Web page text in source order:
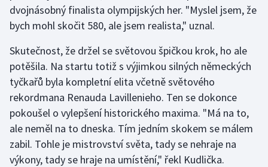
Vodní slalom
Volejbal
Ostatní
dvojnásobný finalista olympijských her. "Myslel jsem, že
bych mohl skočit 580, ale jsem realista," uznal.
Skutečnost, že držel se světovou špičkou krok, ho ale
potěšila. Na startu totiž s výjimkou silných německých
tyčkařů byla kompletní elita včetně světového
rekordmana Renauda Lavillenieho. Ten se dokonce
pokoušel o vylepšení historického maxima. "Má na to,
ale neměl na to dneska. Tím jedním skokem se málem
zabil. Tohle je mistrovství světa, tady se nehraje na
výkony, tady se hraje na umístění," řekl Kudlička.